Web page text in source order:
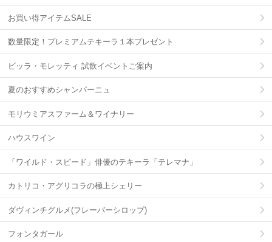
お買い得アイテムSALE
数量限定！プレミアムテキーラ１本プレゼント
ビッラ・モレッティ 試飲イベントご案内
夏のおすすめシャンパーニュ
モリウミアスファーム＆ワイナリー
ハウスワイン
「ワイルド・スピード」俳優のテキーラ「テレマナ」
カトリコ・アグリコラの極上シェリー
ダヴィンチグルメ(フレーバーシロップ)
フォンタガール